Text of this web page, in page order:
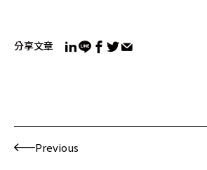
分享文章
Previous